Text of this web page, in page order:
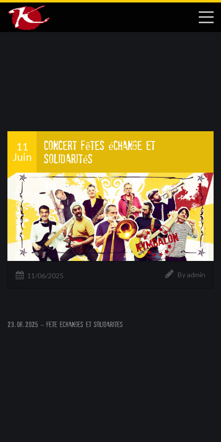
11
Juin
Concert Fêtes échange et
solidarités
11/06/2025 By admin
23.08.2025 – FETE ECHANGES et SOLIDARITES